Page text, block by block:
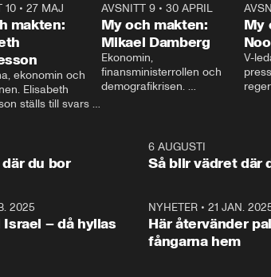
10 •27 MAJ
makten:
ekonomin och
Elisabeth
ställs till svars
AVSNITT 9• 30 APRIL
My och makten:
Mikael Damberg
Ekonomin,
finansministerrollen och
demografikrisen.
och Makten.
My
V-
– Vi
vara
1:06
du bor
6 AUGUSTI
Så blir vädret där
2025
– då hyllas
NYHETER •21 JAN.
Här återvänder
fångarna hem